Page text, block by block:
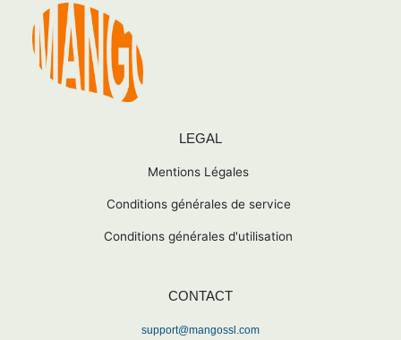
LEGAL
Mentions Légales
Conditions générales de service
Conditions générales d'utilisation
CONTACT
support@mangossl.com